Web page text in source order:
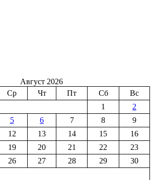
Август 2026
Ср Чт Пт Сб
Вс
1
2
5 6 7 8
9
12 13 14 15
16
19 20 21 22
23
26 27 28 29
30